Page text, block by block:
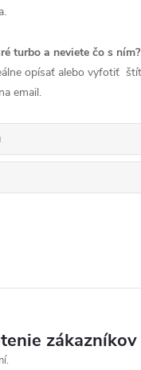
turbo a neviete čo s ním?
opísať alebo vyfotiť
email.
zákazníkov